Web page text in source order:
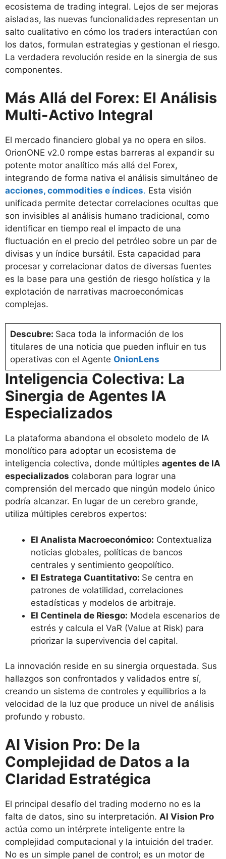
ecosistema de trading integral. Lejos de ser mejoras
aisladas, las nuevas funcionalidades representan un
salto cualitativo en cómo los traders interactúan con
los datos, formulan estrategias y gestionan el riesgo.
La verdadera revolución reside en la sinergia de sus
componentes.
Más Allá del Forex: El Análisis
Multi-Activo Integral
El mercado financiero global ya no opera en silos.
OrionONE v2.0 rompe estas barreras al expandir su
potente motor analítico más allá del Forex,
integrando de forma nativa el análisis simultáneo de
acciones, commodities e índices. Esta visión
unificada permite detectar correlaciones ocultas que
son invisibles al análisis humano tradicional, como
identificar en tiempo real el impacto de una
fluctuación en el precio del petróleo sobre un par de
divisas y un índice bursátil. Esta capacidad para
procesar y correlacionar datos de diversas fuentes
es la base para una gestión de riesgo holística y la
explotación de narrativas macroeconómicas
complejas.
Descubre: Saca toda la información de los
titulares de una noticia que pueden influir en tus
operativas con el Agente OnionLens
Inteligencia Colectiva: La
Sinergia de Agentes IA
Especializados
La plataforma abandona el obsoleto modelo de IA
monolítico para adoptar un ecosistema de
inteligencia colectiva, donde múltiples agentes de IA
especializados colaboran para lograr una
comprensión del mercado que ningún modelo único
podría alcanzar. En lugar de un cerebro grande,
utiliza múltiples cerebros expertos:
El Analista Macroeconómico: Contextualiza
noticias globales, políticas de bancos
centrales y sentimiento geopolítico.
El Estratega Cuantitativo: Se centra en
patrones de volatilidad, correlaciones
estadísticas y modelos de arbitraje.
El Centinela de Riesgo: Modela escenarios de
estrés y calcula el VaR (Value at Risk) para
priorizar la supervivencia del capital.
La innovación reside en su sinergia orquestada. Sus
hallazgos son confrontados y validados entre sí,
creando un sistema de controles y equilibrios a la
velocidad de la luz que produce un nivel de análisis
profundo y robusto.
AI Vision Pro: De la
Complejidad de Datos a la
Claridad Estratégica
El principal desafío del trading moderno no es la
falta de datos, sino su interpretación. AI Vision Pro
actúa como un intérprete inteligente entre la
complejidad computacional y la intuición del trader.
No es un simple panel de control; es un motor de